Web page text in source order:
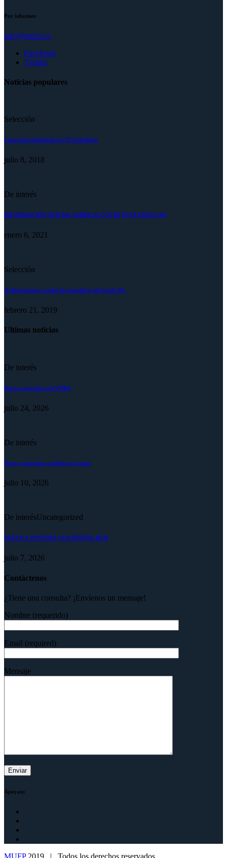
Por informes
info@mufp.uy
Facebook
Twitter
Noticias populares
Selección
Como han finalizado los 55 futbolistas
julio 8, 2018
De interés
INFORMACIÓN OFICIAL SOBRE EL COVID-19 EN URUGUAY
enero 6, 2021
Selección
¡Felicitaciones a todos los jugadores de la sub-20!
febrero 21, 2019
Ultimas noticias
De interés
Nuevo convenio con VYRA
julio 24, 2026
De interés
Nuevo convenio con Deport Cream
julio 10, 2026
De interésUncategorized
NUEVO CONVENIO CON DENTAL HUB
julio 7, 2026
Contáctenos
¿Tiene una consulta? ¡Envíenos un mensaje!
Nombre (requerido)
Email (required)
Mensaje
Apoyan:
MUFP2019 | Todos los derechos reservados